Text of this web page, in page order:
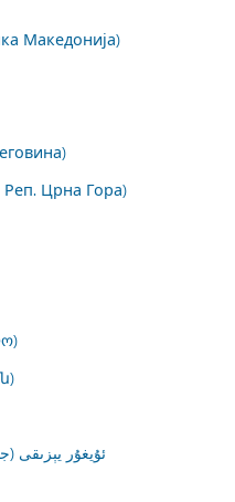
Македонија)
Реп. Црна Гора)
ئۇيغۇر يېزىقى